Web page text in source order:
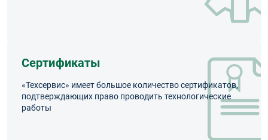
Сертификаты
«Техсервис» имеет большое количество сертификатов,
подтверждающих право проводить технологические
работы